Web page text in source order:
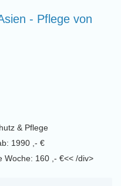
- Pflege von
& Pflege
1990 ,- €
Woche: 160 ,- €<< /div>